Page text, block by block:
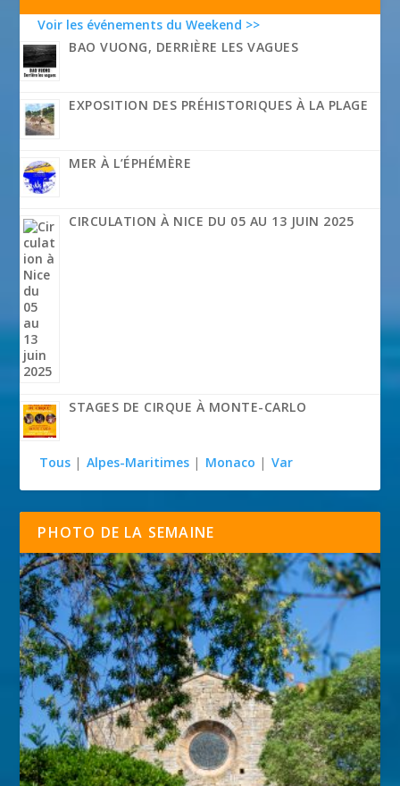
Voir les événements du Weekend >>
BAO VUONG, DERRIÈRE LES VAGUES
EXPOSITION DES PRÉHISTORIQUES À LA PLAGE
MER À L’ÉPHÉMÈRE
CIRCULATION À NICE DU 05 AU 13 JUIN 2025
STAGES DE CIRQUE À MONTE-CARLO
Tous | Alpes-Maritimes | Monaco | Var
PHOTO DE LA SEMAINE